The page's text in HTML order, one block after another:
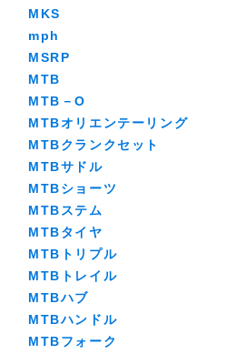
MKS
mph
MSRP
MTB
MTB－O
MTBオリエンテーリング
MTBクランクセット
MTBサドル
MTBショーツ
MTBステム
MTBタイヤ
MTBトリプル
MTBトレイル
MTBハブ
MTBハンドル
MTBフォーク